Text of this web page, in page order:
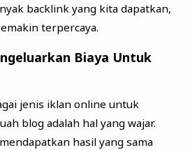
backlink yang kita dapatkan,
terpercaya.
Biaya Untuk
jenis iklan online untuk
blog adalah hal yang wajar.
hasil yang sama